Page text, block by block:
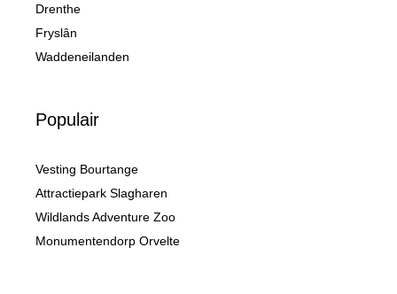
Drenthe
Fryslân
Waddeneilanden
Populair
Vesting Bourtange
Attractiepark Slagharen
Wildlands Adventure Zoo
Monumentendorp Orvelte